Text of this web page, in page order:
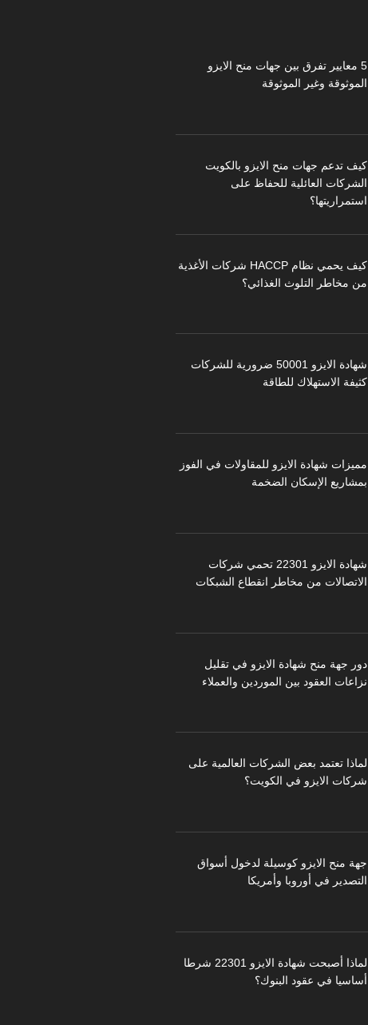
5 معايير تفرق بين جهات منح الايزو
الموثوقة وغير الموثوقة
كيف تدعم جهات منح الايزو بالكويت
الشركات العائلية للحفاظ على
استمراريتها؟
كيف يحمي نظام HACCP شركات الأغذية
من مخاطر التلوث الغذائي؟
شهادة الايزو 50001 ضرورية للشركات
كثيفة الاستهلاك للطاقة
مميزات شهادة الايزو للمقاولات في الفوز
بمشاريع الإسكان الضخمة
شهادة الايزو 22301 تحمي شركات
الاتصالات من مخاطر انقطاع الشبكات
دور جهة منح شهادة الايزو في تقليل
نزاعات العقود بين الموردين والعملاء
لماذا تعتمد بعض الشركات العالمية على
شركات الايزو في الكويت؟
جهة منح الايزو كوسيلة لدخول أسواق
التصدير في أوروبا وأمريكا
لماذا أصبحت شهادة الايزو 22301 شرطا
أساسيا في عقود البنوك؟